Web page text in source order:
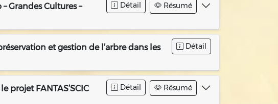
Détail Résumé
Grandes Cultures –
Détail
et gestion de l’arbre dans les
Détail Résumé
projet FANTAS’SCIC